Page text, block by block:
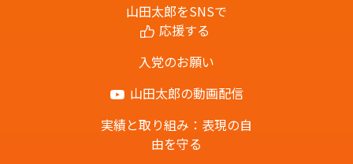
山田太郎をSNSで
応援する
入党のお願い
山田太郎の動画配信
実績と取り組み：表現の自
由を守る